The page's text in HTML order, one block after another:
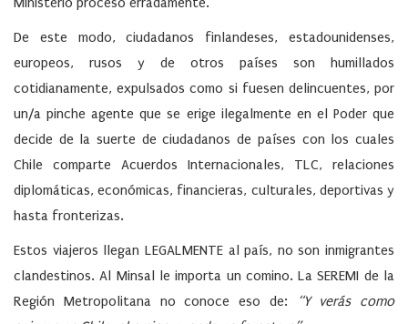
De este modo, ciudadanos finlandeses, estadounidenses,
europeos, rusos y de otros países son humillados
cotidianamente, expulsados como si fuesen delincuentes, por
un/a pinche agente que se erige ilegalmente en el Poder que
decide de la suerte de ciudadanos de países con los cuales
Chile comparte Acuerdos Internacionales, TLC, relaciones
diplomáticas, económicas, financieras, culturales, deportivas y
hasta fronterizas.
Estos viajeros llegan LEGALMENTEal país, no son inmigrantes
clandestinos. Al Minsal le importa un comino. La SEREMI de la
Región Metropolitana no conoce eso de:
“Y verás como